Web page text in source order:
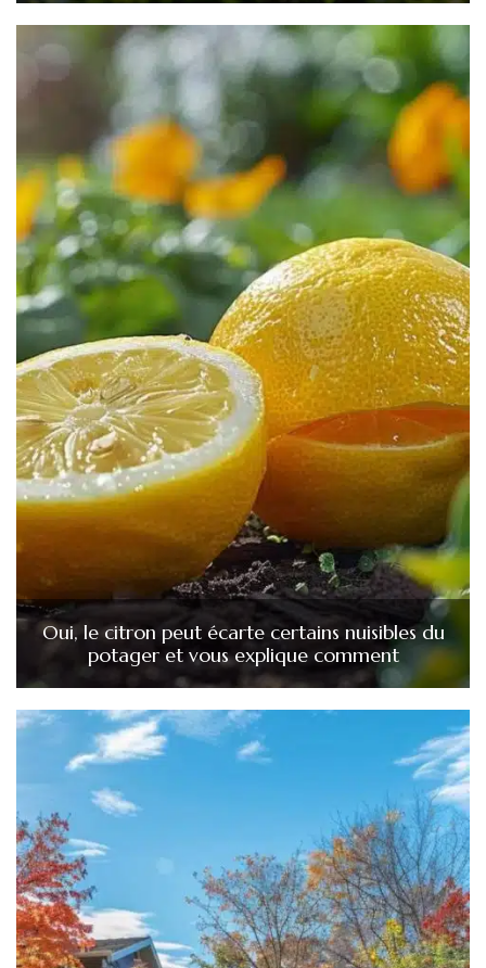
Oui, le citron peut écarte certains nuisibles du
potager et vous explique comment